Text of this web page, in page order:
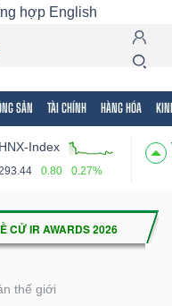
hợp English
SẢN TÀI CHÍNH HÀNG HÓA
HNX-Index
0.80 0.27%
thế giới
Mã chứng khoán